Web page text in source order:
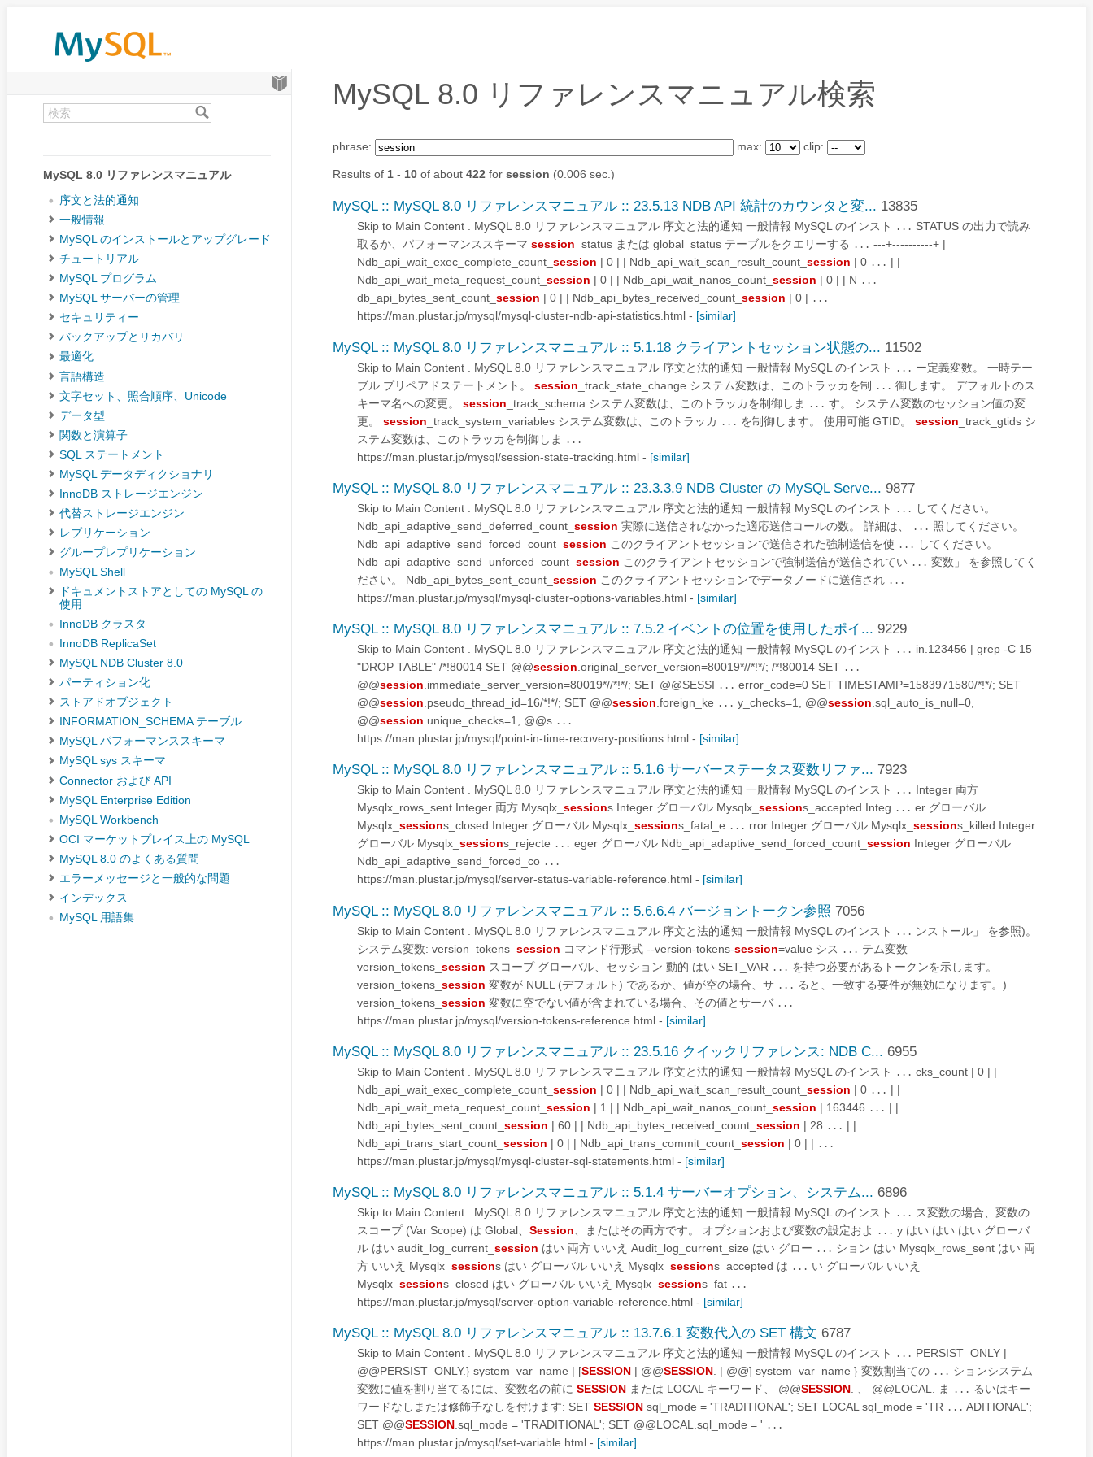
MySQL 8.0 リファレンスマニュアル
序文と法的通知
一般情報
MySQL のインストールとアップグレード
チュートリアル
MySQL プログラム
MySQL サーバーの管理
セキュリティー
バックアップとリカバリ
最適化
言語構造
文字セット、照合順序、Unicode
データ型
関数と演算子
SQL ステートメント
MySQL データディクショナリ
InnoDB ストレージエンジン
代替ストレージエンジン
レプリケーション
グループレプリケーション
MySQL Shell
ドキュメントストアとしての MySQL の
使用
InnoDB クラスタ
InnoDB ReplicaSet
MySQL NDB Cluster 8.0
パーティション化
ストアドオブジェクト
INFORMATION_SCHEMA テーブル
MySQL パフォーマンススキーマ
MySQL sys スキーマ
Connector および API
MySQL Enterprise Edition
MySQL Workbench
OCI マーケットプレイス上の MySQL
MySQL 8.0 のよくある質問
エラーメッセージと一般的な問題
インデックス
MySQL 用語集
MySQL 8.0 リファレンスマニュアル検索
phrase: max: clip:
Results of 1 - 10 of about 422 for session (0.006 sec.)
MySQL :: MySQL 8.0 リファレンスマニュアル :: 23.5.13 NDB API 統計のカウンタと変... 13835
Skip to Main Content . MySQL 8.0 リファレンスマニュアル 序文と法的通知 一般情報 MySQL のインスト ... STATUS の出力で読み
取るか、パフォーマンススキーマ session _status または global_status テーブルをクエリーする ... ---+----------+ |
Ndb_api_wait_exec_complete_count_ session | 0 | | Ndb_api_wait_scan_result_count_ session | 0 ... | |
Ndb_api_wait_meta_request_count_ session | 0 | | Ndb_api_wait_nanos_count_ session | 0 | | N ...
db_api_bytes_sent_count_ session | 0 | | Ndb_api_bytes_received_count_ session | 0 | ...
https://man.plustar.jp/mysql/mysql-cluster-ndb-api-statistics.html - [similar]
MySQL :: MySQL 8.0 リファレンスマニュアル :: 5.1.18 クライアントセッション状態の... 11502
Skip to Main Content . MySQL 8.0 リファレンスマニュアル 序文と法的通知 一般情報 MySQL のインスト ... ー定義変数。 一時テー
ブル プリペアドステートメント。 session _track_state_change システム変数は、このトラッカを制 ... 御します。 デフォルトのス
キーマ名への変更。 session _track_schema システム変数は、このトラッカを制御しま ... す。 システム変数のセッション値の変
更。 session _track_system_variables システム変数は、このトラッカ ... を制御します。 使用可能 GTID。 session _track_gtids シ
ステム変数は、このトラッカを制御しま
...
https://man.plustar.jp/mysql/session-state-tracking.html - [similar]
MySQL :: MySQL 8.0 リファレンスマニュアル :: 23.3.3.9 NDB Cluster の MySQL Serve... 9877
Skip to Main Content . MySQL 8.0 リファレンスマニュアル 序文と法的通知 一般情報 MySQL のインスト ...
してください。
Ndb_api_adaptive_send_deferred_count_ session 実際に送信されなかった適応送信コールの数。 詳細は、 ... 照してください。
Ndb_api_adaptive_send_forced_count_ session このクライアントセッションで送信された強制送信を使 ...
してください。
Ndb_api_adaptive_send_unforced_count_ session このクライアントセッションで強制送信が送信されてい ... 変数」 を参照してく
ださい。 Ndb_api_bytes_sent_count_ session このクライアントセッションでデータノードに送信され ...
https://man.plustar.jp/mysql/mysql-cluster-options-variables.html - [similar]
MySQL :: MySQL 8.0 リファレンスマニュアル :: 7.5.2 イベントの位置を使用したポイ... 9229
Skip to Main Content . MySQL 8.0 リファレンスマニュアル 序文と法的通知 一般情報 MySQL のインスト ... in.123456 | grep -C 15
"DROP TABLE" /*!80014 SET @@session .original_server_version=80019*//*!*/; /*!80014 SET ...
@@session .immediate_server_version=80019*//*!*/; SET @@SESSI ... error_code=0 SET TIMESTAMP=1583971580/*!*/; SET
@@session .pseudo_thread_id=16/*!*/; SET @@session .foreign_ke ... y_checks=1, @@session .sql_auto_is_null=0,
@@session .unique_checks=1, @@s ...
https://man.plustar.jp/mysql/point-in-time-recovery-positions.html - [similar]
MySQL :: MySQL 8.0 リファレンスマニュアル :: 5.1.6 サーバーステータス変数リファ... 7923
Skip to Main Content . MySQL 8.0 リファレンスマニュアル 序文と法的通知 一般情報 MySQL のインスト ... Integer 両方
Mysqlx_rows_sent Integer 両方 Mysqlx_ sessions Integer グローバル Mysqlx_ sessions_accepted Integ ... er グローバル
Mysqlx_ sessions_closed Integer グローバル Mysqlx_ sessions_fatal_e ... rror Integer グローバル Mysqlx_ sessions_killed Integer
グローバル Mysqlx_ sessions_rejecte ... eger グローバル Ndb_api_adaptive_send_forced_count_ session Integer グローバル
Ndb_api_adaptive_send_forced_co ...
https://man.plustar.jp/mysql/server-status-variable-reference.html - [similar]
MySQL :: MySQL 8.0 リファレンスマニュアル :: 5.6.6.4 バージョントークン参照 7056
Skip to Main Content . MySQL 8.0 リファレンスマニュアル 序文と法的通知 一般情報 MySQL のインスト ... ンストール」 を参照)。
システム変数: version_tokens_ session コマンド行形式 --version-tokens-session=value シス ... テム変数
version_tokens_ session スコープ グローバル、セッション 動的 はい SET_VAR ... を持つ必要があるトークンを示します。
version_tokens_ session 変数が NULL (デフォルト) であるか、値が空の場合、サ ... ると、一致する要件が無効になります。)
version_tokens_ session 変数に空でない値が含まれている場合、その値とサーバ ...
https://man.plustar.jp/mysql/version-tokens-reference.html - [similar]
MySQL :: MySQL 8.0 リファレンスマニュアル :: 23.5.16 クイックリファレンス: NDB C... 6955
Skip to Main Content . MySQL 8.0 リファレンスマニュアル 序文と法的通知 一般情報 MySQL のインスト ... cks_count | 0 | |
Ndb_api_wait_exec_complete_count_ session | 0 | | Ndb_api_wait_scan_result_count_ session | 0 ... | |
Ndb_api_wait_meta_request_count_ session | 1 | | Ndb_api_wait_nanos_count_ session | 163446 ... | |
Ndb_api_bytes_sent_count_ session | 60 | | Ndb_api_bytes_received_count_ session | 28 ... | |
Ndb_api_trans_start_count_ session | 0 | | Ndb_api_trans_commit_count_ session | 0 | | ...
https://man.plustar.jp/mysql/mysql-cluster-sql-statements.html - [similar]
MySQL :: MySQL 8.0 リファレンスマニュアル :: 5.1.4 サーバーオプション、システム... 6896
Skip to Main Content . MySQL 8.0 リファレンスマニュアル 序文と法的通知 一般情報 MySQL のインスト ... ス変数の場合、変数の
スコープ (Var Scope) は Global、 Session 、またはその両方です。 オプションおよび変数の設定およ ... y はい はい はい グローバ
ル はい audit_log_current_ session はい 両方 いいえ Audit_log_current_size はい グロー ... ション はい Mysqlx_rows_sent はい 両
方 いいえ Mysqlx_ sessions はい グローバル いいえ Mysqlx_ sessions_accepted は ... い グローバル いいえ
Mysqlx_ sessions_closed はい グローバル いいえ Mysqlx_ sessions_fat ...
https://man.plustar.jp/mysql/server-option-variable-reference.html - [similar]
MySQL :: MySQL 8.0 リファレンスマニュアル :: 13.7.6.1 変数代入の SET 構文 6787
Skip to Main Content . MySQL 8.0 リファレンスマニュアル 序文と法的通知 一般情報 MySQL のインスト ... PERSIST_ONLY |
@@PERSIST_ONLY.} system_var_name | [SESSION | @@SESSION. | @@] system_var_name } 変数割当ての ... ションシステム
変数に値を割り当てるには、変数名の前に SESSION または LOCAL キーワード、 @@SESSION. 、 @@LOCAL. ま ... るいはキー
ワードなしまたは修飾子なしを付けます: SET SESSION sql_mode = 'TRADITIONAL'; SET LOCAL sql_mode = 'TR ... ADITIONAL';
SET @@SESSION.sql_mode = 'TRADITIONAL'; SET @@LOCAL.sql_mode = ' ...
https://man.plustar.jp/mysql/set-variable.html - [similar]